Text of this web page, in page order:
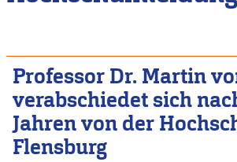
Professor Dr. Martin
verabschiedet sich
Jahren von der
Flensburg